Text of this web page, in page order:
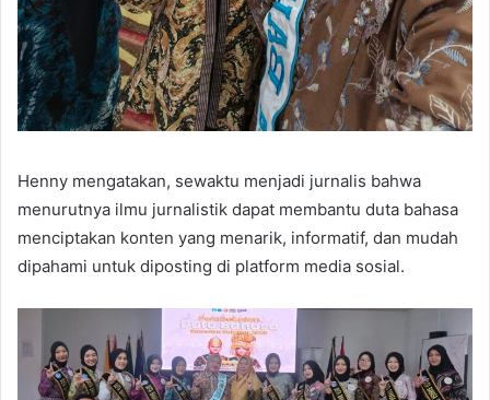
Henny mengatakan, sewaktu menjadi jurnalis bahwa
menurutnya ilmu jurnalistik dapat membantu duta bahasa
menciptakan konten yang menarik, informatif, dan mudah
dipahami untuk diposting di platform media sosial.